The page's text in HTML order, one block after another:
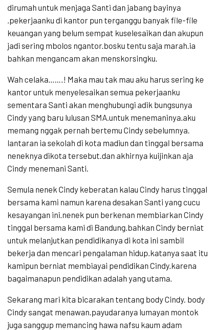
dirumah untuk menjaga Santi dan jabang bayinya
.pekerjaanku di kantor pun terganggu banyak file-file
keuangan yang belum sempat kuselesaikan dan akupun
jadi sering mbolos ngantor.bosku tentu saja marah.ia
bahkan mengancam akan menskorsingku.
Wah celaka…….! Maka mau tak mau aku harus sering ke
kantor untuk menyelesaikan semua pekerjaanku
sementara Santi akan menghubungi adik bungsunya
Cindy yang baru lulusan SMA.untuk menemaninya.aku
memang nggak pernah bertemu Cindy sebelumnya.
lantaran ia sekolah di kota madiun dan tinggal bersama
neneknya dikota tersebut.dan akhirnya kuijinkan aja
Cindy menemani Santi.
Semula nenek Cindy keberatan kalau Cindy harus tinggal
bersama kami namun karena desakan Santi yang cucu
kesayangan ini.nenek pun berkenan membiarkan Cindy
tinggal bersama kami di Bandung.bahkan Cindy berniat
untuk melanjutkan pendidikanya di kota ini sambil
bekerja dan mencari pengalaman hidup.katanya saat itu
kamipun berniat membiayai pendidikan Cindy.karena
bagaimanapun pendidikan adalah yang utama.
Sekarang mari kita bicarakan tentang body Cindy. body
Cindy sangat menawan.payudaranya lumayan montok
juga sanggup memancing hawa nafsu kaum adam